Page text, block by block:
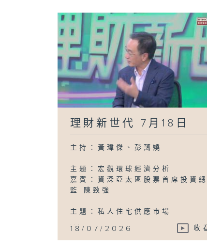
理財新世代 7月18日
主持：黃瑋傑、彭藹嬈
主題：宏觀環球經濟分析
嘉賓：資深亞太區股票首席投資總
監 陳致強
主題：私人住宅供應市場
...
18/07/2026 收